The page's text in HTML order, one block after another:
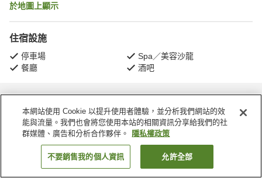
於地圖上顯示
住宿設施
停車場
Spa／美容沙龍
餐廳
酒吧
首頁 越南 老街省 沙壩 蒙青沙巴酒店
找客房
本網站使用 Cookie 以提升使用者體驗，並分析我們網站的效
能與流量。我們也會將您使用本站的相關資訊分享給我們的社
群媒體、廣告和分析合作夥伴。
隱私權政策
不要銷售我的個人資訊 允許全部